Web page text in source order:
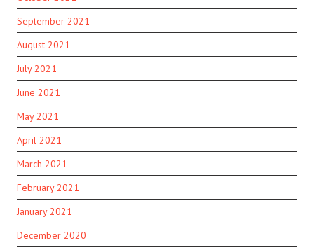
September 2021
August 2021
July 2021
June 2021
May 2021
April 2021
March 2021
February 2021
January 2021
December 2020